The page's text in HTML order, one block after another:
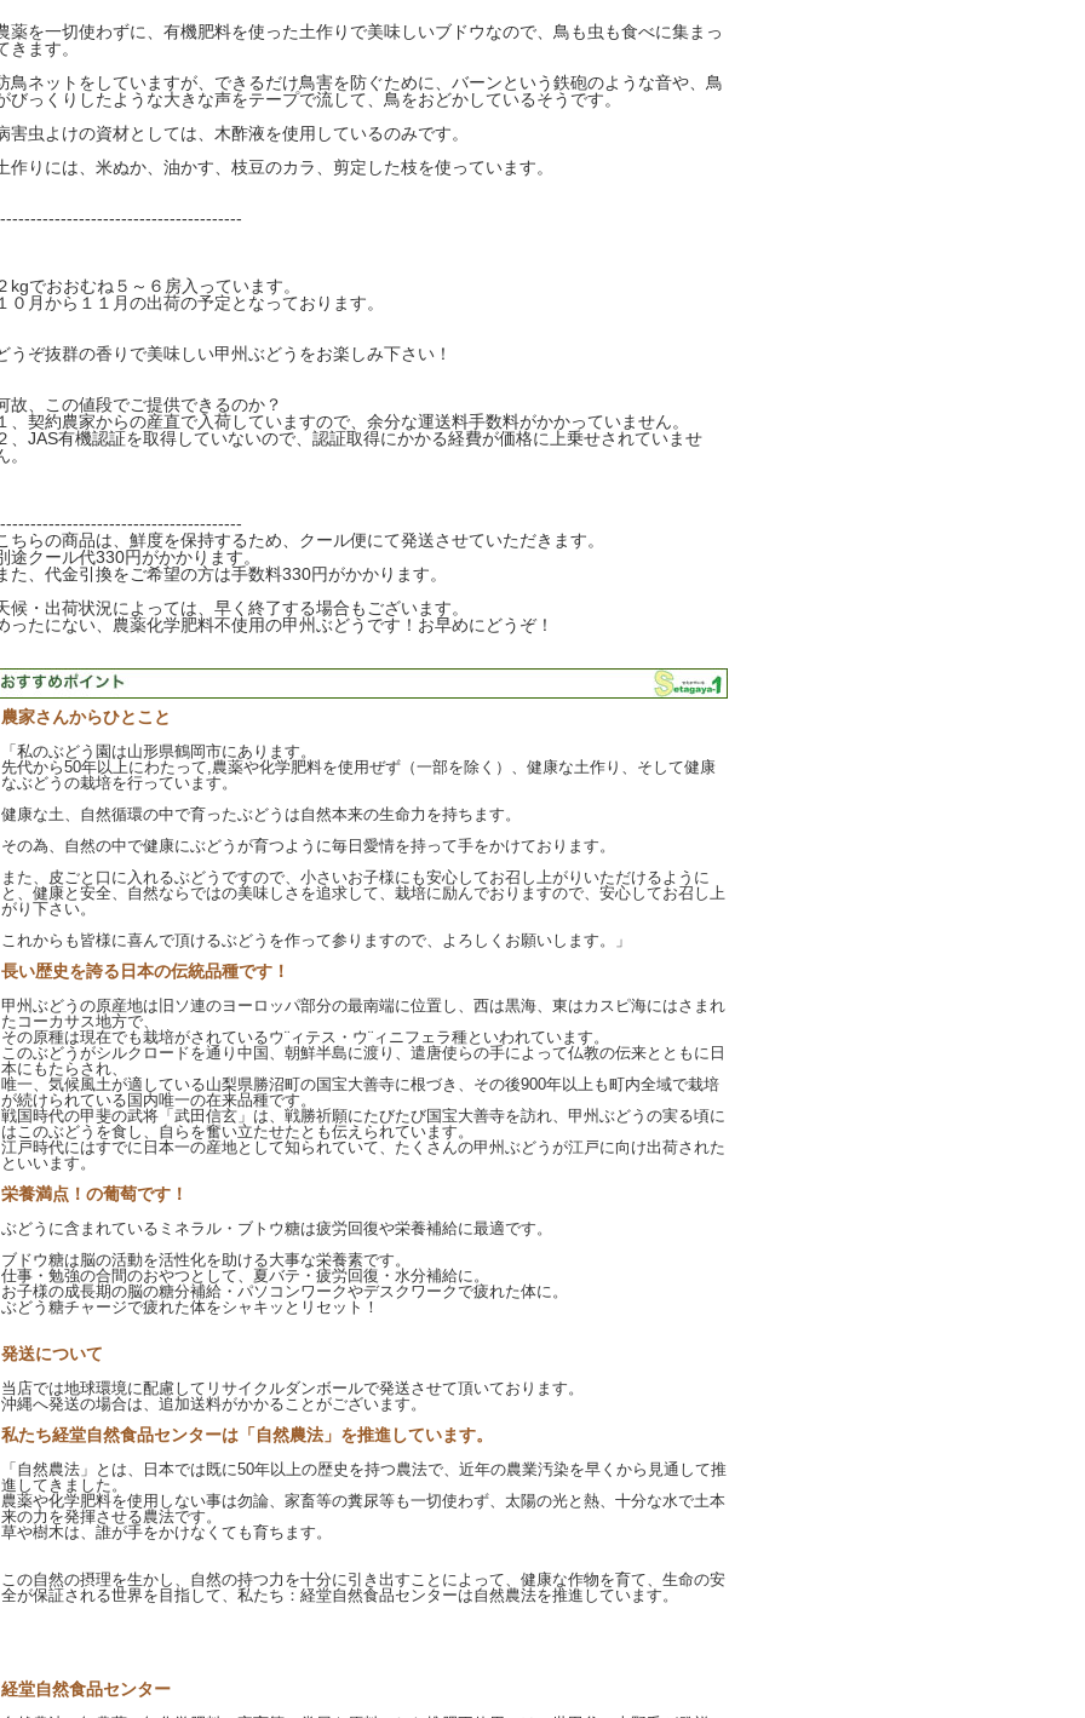
薬を一切使わずに、有機肥料を使った土作りで美味しいブドウなので、鳥も虫も食べに集まっ
きます。
鳥ネットをしていますが、できるだけ鳥害を防ぐために、バーンという鉄砲のような音や、鳥
びっくりしたような大きな声をテープで流して、鳥をおどかしているそうです。
害虫よけの資材としては、木酢液を使用しているのみです。
作りには、米ぬか、油かす、枝豆のカラ、剪定した枝を使っています。
kgでおおむね５～６房入っています。
０月から１１月の出荷の予定となっております。
うぞ抜群の香りで美味しい甲州ぶどうをお楽しみ下さい！
故、この値段でご提供できるのか？
、契約農家からの産直で入荷していますので、余分な運送料手数料がかかっていません。
、JAS有機認証を取得していないので、認証取得にかかる経費が価格に上乗せされていませ
。
ちらの商品は、鮮度を保持するため、クール便にて発送させていただきます。
途クール代330円がかかります。
た、代金引換をご希望の方は手数料330円がかかります。
候・出荷状況によっては、早く終了する場合もございます。
ったにない、農薬化学肥料不使用の甲州ぶどうです！お早めにどうぞ！
農家さんからひとこと
「私のぶどう園は山形県鶴岡市にあります。
先代から50年以上にわたって,農薬や化学肥料を使用ぜず（一部を除く）、健康な土作り、そして健康
なぶどうの栽培を行っています。
健康な土、自然循環の中で育ったぶどうは自然本来の生命力を持ちます。
その為、自然の中で健康にぶどうが育つように毎日愛情を持って手をかけております。
また、皮ごと口に入れるぶどうですので、小さいお子様にも安心してお召し上がりいただけるように
と、健康と安全、自然ならではの美味しさを追求して、栽培に励んでおりますので、安心してお召し上
がり下さい。
これからも皆様に喜んで頂けるぶどうを作って参りますので、よろしくお願いします。」
長い歴史を誇る日本の伝統品種です！
甲州ぶどうの原産地は旧ソ連のヨーロッパ部分の最南端に位置し、西は黒海、東はカスピ海にはさまれ
たコーカサス地方で、
その原種は現在でも栽培がされているウ¨ィテス・ウ¨ィニフェラ種といわれています。
このぶどうがシルクロードを通り中国、朝鮮半島に渡り、遣唐使らの手によって仏教の伝来とともに日
本にもたらされ、
唯一、気候風土が適している山梨県勝沼町の国宝大善寺に根づき、その後900年以上も町内全域で栽培
が続けられている国内唯一の在来品種です。
戦国時代の甲斐の武将「武田信玄」は、戦勝祈願にたびたび国宝大善寺を訪れ、甲州ぶどうの実る頃に
はこのぶどうを食し、自らを奮い立たせたとも伝えられています。
江戸時代にはすでに日本一の産地として知られていて、たくさんの甲州ぶどうが江戸に向け出荷された
といいます。
栄養満点！の葡萄です！
ぶどうに含まれているミネラル・ブトウ糖は疲労回復や栄養補給に最適です。
ブドウ糖は脳の活動を活性化を助ける大事な栄養素です。
仕事・勉強の合間のおやつとして、夏バテ・疲労回復・水分補給に。
お子様の成長期の脳の糖分補給・パソコンワークやデスクワークで疲れた体に。
ぶどう糖チャージで疲れた体をシャキッとリセット！
発送について
当店では地球環境に配慮してリサイクルダンボールで発送させて頂いております。
沖縄へ発送の場合は、追加送料がかかることがございます。
私たち経堂自然食品センターは「自然農法」を推進しています。
「自然農法」とは、日本では既に50年以上の歴史を持つ農法で、近年の農業汚染を早くから見通して推
進してきました。
農薬や化学肥料を使用しない事は勿論、家畜等の糞尿等も一切使わず、太陽の光と熱、十分な水で土本
来の力を発揮させる農法です。
草や樹木は、誰が手をかけなくても育ちます。
この自然の摂理を生かし、自然の持つ力を十分に引き出すことによって、健康な作物を育て、生命の安
全が保証される世界を目指して、私たち：経堂自然食品センターは自然農法を推進しています。
経堂自然食品センター